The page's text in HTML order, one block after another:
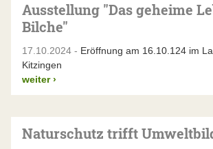
Ausstellung "Das geheime
Bilche"
17.10.2024 - Eröffnung am 16.10.124 im
Kitzingen
weiter ›
Naturschutz trifft